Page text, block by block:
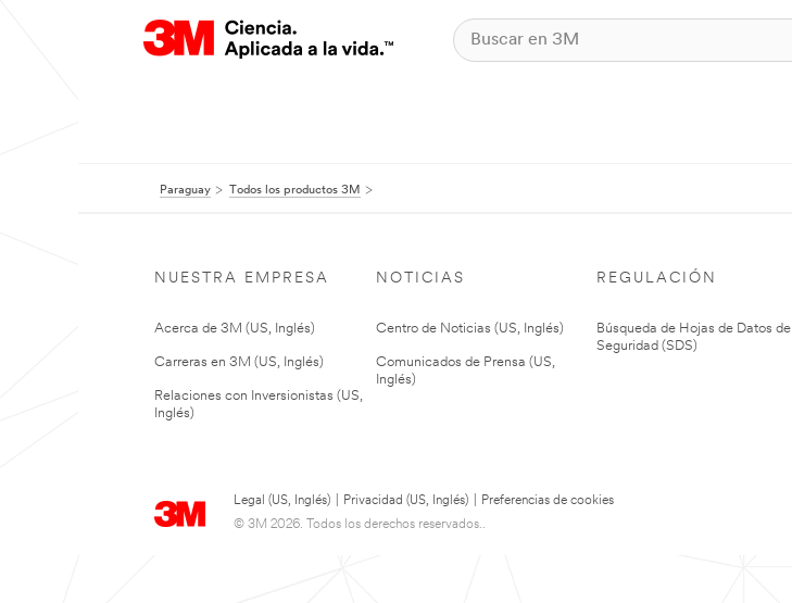
Paraguay Todos los productos 3M
NUESTRA EMPRESA
Acerca de 3M (US, Inglés)
Carreras en 3M (US, Inglés)
Relaciones con Inversionistas (US,
Inglés)
NOTICIAS
Centro de Noticias (US, Inglés)
Comunicados de Prensa (US,
Inglés)
REGULACIÓN
Búsqueda de Hojas de Datos de
Seguridad (SDS)
Legal (US, Inglés) Privacidad (US, Inglés)
Preferencias de cookies
© 3M 2026. Todos los derechos reservados..